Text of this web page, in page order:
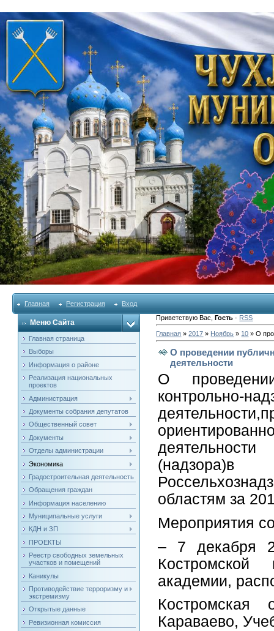
Главная Регистрация Вход
Меню Сайта
Главная страница
Выборы
Информация о районе
Реализация национальных
проектов
Администрация
Документы собрания депутатов
Общественный совет
Документы
Отделы администрации
Экономика
Градостроительная деятельность
Обращения граждан
Информация населению
Муниципальные услуги
КДН и ЗП
ПРОЕКТЫ
Реестр свободных земельных
участков и помещений
Каникулы
Противодействие терроризму и
экстремизму
Открытые данные
Ревизионная комиссия
Приветствую Вас ,Гость · RSS
Главная »2017 » Ноябрь » 10 » О
О проведении
деятельности
О
контрольно-
областям за
Мероприятия
– 7 декабря
Костромской
академии,
Костромская
Караваево,